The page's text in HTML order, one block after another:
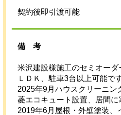
契約後即引渡可能
備考
米沢建設様施工のセミオー
ＬＤＫ、駐車3台以上可能です
2025年9月ハウスクリーニン
菱エコキュート設置、居間に
2019年6月屋根・外壁塗装、